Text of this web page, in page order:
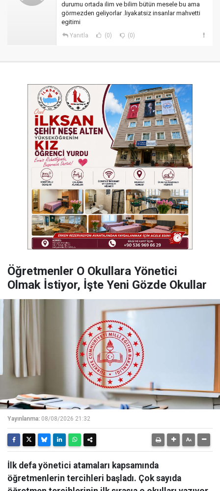
durumu ortada ilim ve bilim bütün mesele bu ama
görmezden geliyorlar .liyakatsiz insanlar mahvetti
egitimi
Yanıtla (0) (0)
Öğretmenler O Okullara Yönetici
Olmak İstiyor, İşte Yeni Gözde Okullar
Yayınlanma: 08/08/2026 21:32
İlk defa yönetici atamaları kapsamında
öğretmenlerin tercihleri başladı. Çok sayıda